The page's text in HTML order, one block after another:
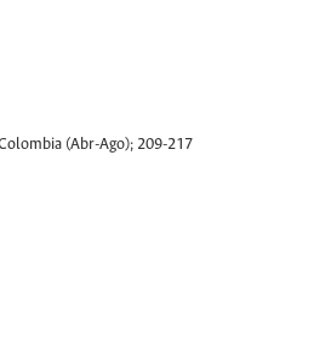
(Abr-Ago); 209-217